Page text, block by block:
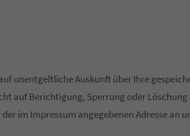
unentgeltliche Auskunft über Ihre
auf Berichtigung, Sperrung oder Löschung
im Impressum angegebenen Adresse an